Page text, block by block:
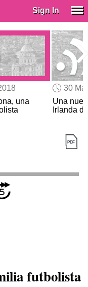
Sign In
una
30
Una
Irlanda
futbolista